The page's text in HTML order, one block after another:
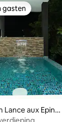
gasten
gasten
aux Epine